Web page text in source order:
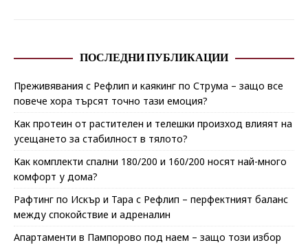
ПОСЛЕДНИ ПУБЛИКАЦИИ
Преживявания с Рефлип и каякинг по Струма – защо все
повече хора търсят точно тази емоция?
Как протеин от растителен и телешки произход влияят на
усещането за стабилност в тялото?
Как комплекти спални 180/200 и 160/200 носят най-много
комфорт у дома?
Рафтинг по Искър и Тара с Рефлип – перфектният баланс
между спокойствие и адреналин
Апартаменти в Пампорово под наем – защо този избор